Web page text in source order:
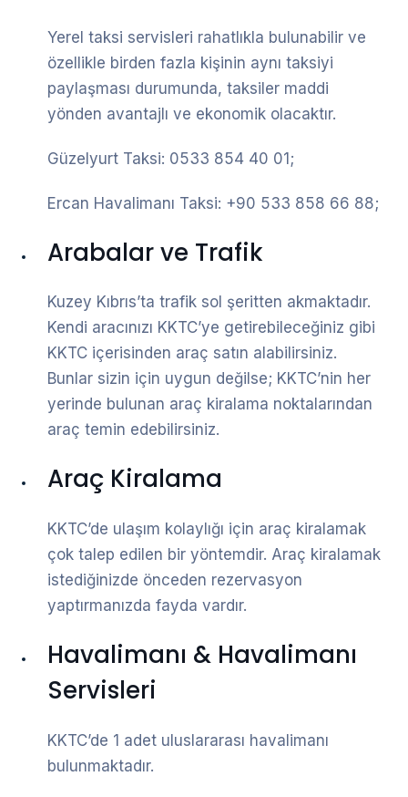
Yerel taksi servisleri rahatlıkla bulunabilir ve
özellikle birden fazla kişinin aynı taksiyi
paylaşması durumunda, taksiler maddi
yönden avantajlı ve ekonomik olacaktır.
Güzelyurt Taksi: 0533 854 40 01;
Ercan Havalimanı Taksi: +90 533 858 66 88;
Arabalar ve Trafik
Kuzey Kıbrıs’ta trafik sol şeritten akmaktadır.
Kendi aracınızı KKTC’ye getirebileceğiniz gibi
KKTC içerisinden araç satın alabilirsiniz.
Bunlar sizin için uygun değilse; KKTC’nin her
yerinde bulunan araç kiralama noktalarından
araç temin edebilirsiniz.
Araç Kiralama
KKTC’de ulaşım kolaylığı için araç kiralamak
çok talep edilen bir yöntemdir. Araç kiralamak
istediğinizde önceden rezervasyon
yaptırmanızda fayda vardır.
Havalimanı & Havalimanı
Servisleri
KKTC’de 1 adet uluslararası havalimanı
bulunmaktadır.